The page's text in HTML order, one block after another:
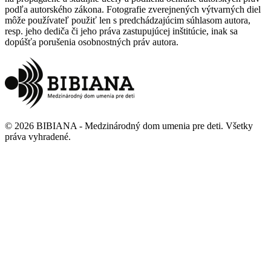
podľa autorského zákona. Fotografie zverejnených výtvarných diel
môže používateľ použiť len s predchádzajúcim súhlasom autora,
resp. jeho dediča či jeho práva zastupujúcej inštitúcie, inak sa
dopúšťa porušenia osobnostných práv autora.
© 2026 BIBIANA - Medzinárodný dom umenia pre deti. Všetky
práva vyhradené.